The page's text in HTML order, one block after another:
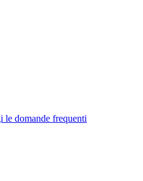
le domande frequenti